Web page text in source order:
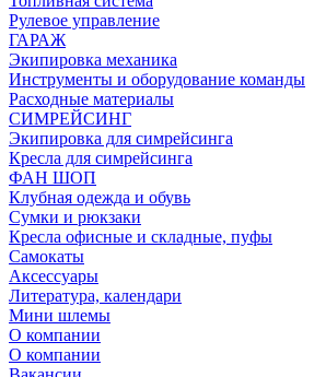
Рулевое управление
ГАРАЖ
Экипировка механика
Инструменты и оборудование команды
Расходные материалы
СИМРЕЙСИНГ
Экипировка для симрейсинга
Кресла для симрейсинга
ФАН ШОП
Клубная одежда и обувь
Сумки и рюкзаки
Кресла офисные и складные, пуфы
Самокаты
Аксессуары
Литература, календари
Мини шлемы
О компании
О компании